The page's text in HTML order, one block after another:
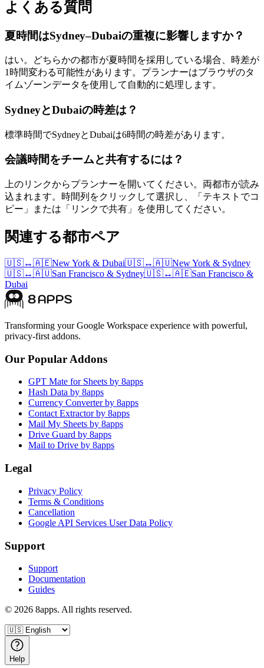
よくある質問
夏時間はSydney–Dubaiの重複に影響しますか？
はい。どちらかの都市が夏時間を採用している場合、時差が
1時間変わる可能性があります。プランナーはブラウザのタ
イムゾーンデータを使用して自動的に処理します。
SydneyとDubaiの時差は？
標準時間でSydneyとDubaiは6時間の時差があります。
会議時間をチームと共有するには？
上のリンクからプランナーを開いてください。両都市が読み
込まれます。時間列をクリックして選択し、「テキストでコ
ピー」または「リンクで共有」を使用してください。
関連する都市ペア
🇺🇸↔🇦🇪New York & Dubai🇺🇸↔🇦🇺New York & Sydney
🇺🇸↔🇦🇺San Francisco & Sydney🇺🇸↔🇦🇪San Francisco &
Dubai
Transforming your Google Workspace experience with powerful,
privacy-first addons.
Our Popular Addons
GPT Mate for Sheets by 8apps
Hash Data by 8apps
Currency Converter by 8apps
Contact Extractor by 8apps
Mail My Sheets by 8apps
Drive Guard by 8apps
Mail to Drive by 8apps
Legal
Privacy Policy
Terms & Conditions
Cancellation
Google API Services User Data Policy
Support
Support
Documentation
Guides
© 2026 8apps. All rights reserved.
Help